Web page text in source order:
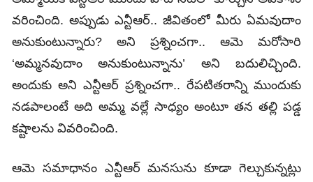
వరించింది. అప్పుడు ఎన్టీఆర్‌.. జీవితంలో మీరు ఏమవుదాం
అనుకుంటున్నారు? అని ప్రశ్నించగా.. ఆమె మరోసారి
‘అమ్మనవుదాం అనుకుంటున్నాను’ అని బదులిచ్చింది.
అందుకు అని ఎన్టీఆర్‌ ప్రశ్నించగా.. రేపటితరాన్ని ముందుకు
నడపాలంటే అది అమ్మ వల్లే సాధ్యం అంటూ తన తల్లి పడ్డ
కష్టాలను వివరించింది.
ఆమె సమాధానం ఎన్టీఆర్‌ మనసును కూడా గెల్చుకున్నట్లు